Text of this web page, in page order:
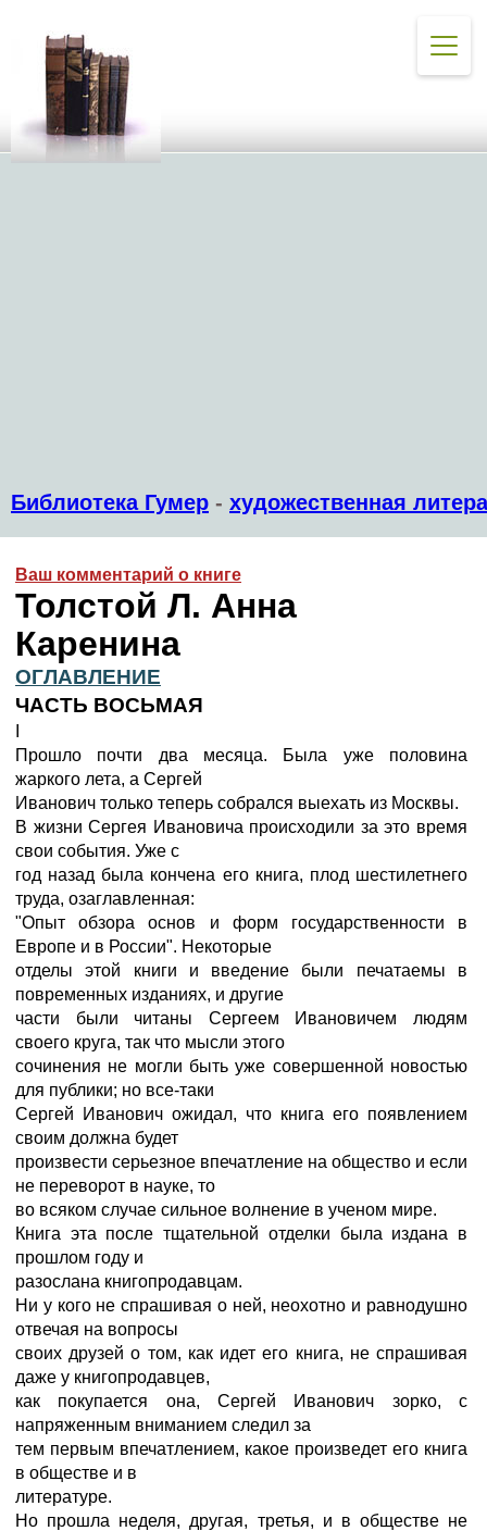
Библиотека Гумер - художественная
Ваш комментарий о книге
Толстой Л. Анна
Каренина
ОГЛАВЛЕНИЕ
ЧАСТЬ ВОСЬМАЯ
Прошло почти два месяца. Была уже половина
жаркого лета, а Сергей
Иванович только теперь собрался выехать из Москвы.
В жизни Сергея Ивановича происходили за это время
свои события. Уже с
год назад была кончена его книга, плод шестилетнего
труда, озаглавленная:
"Опыт обзора основ и форм государственности в
Европе и в России". Некоторые
отделы этой книги и введение были печатаемы в
повременных изданиях, и другие
части были читаны Сергеем Ивановичем людям
своего круга, так что мысли этого
сочинения не могли быть уже совершенной новостью
для публики; но все-таки
Сергей Иванович ожидал, что книга его появлением
своим должна будет
произвести серьезное впечатление на общество и если
не переворот в науке, то
во всяком случае сильное волнение в ученом мире.
Книга эта после тщательной отделки была издана в
прошлом году и
разослана книгопродавцам.
Ни у кого не спрашивая о ней, неохотно и равнодушно
отвечая на вопросы
своих друзей о том, как идет его книга, не спрашивая
даже у книгопродавцев,
как покупается она, Сергей Иванович зорко, с
напряженным вниманием следил за
тем первым впечатлением, какое произведет его книга
в обществе и в
литературе.
Но прошла неделя, другая, третья, и в обществе не